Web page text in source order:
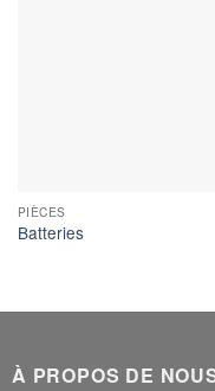
PIÈCES
Batteries
À PROPOS DE